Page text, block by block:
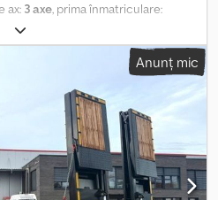
ax: 3 axe, prima înmatriculare:
2.550 mm, înălțime totală:3.685
, Remorcă cisternă
germană, provenită direct de
medie: 6.910 kg Șasiu din oțel
frâne cu disc mari, 430 mm
ridicabilă (LIFTACHSE) Picioare
pentru sarcină maximă 6 anvelope
70-80% Jante din aluminiu Sistem
Anunț mic